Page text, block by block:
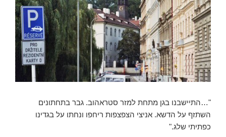
"…התיישבנו בגן מתחת למזר סטראהוב. גבר בתחתונים
השתזף על הדשא. אניצי הצפצפות ריחפו ונחתו על בגדינו
כפתיתי שלג."